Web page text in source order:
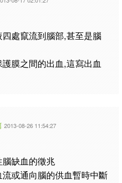
處竄流到腦部,甚至是腦
膜之間的出血,這寫出血
2013-08-26 11:54:27
缺血的徵兆
或通向腦的供血暫時中斷